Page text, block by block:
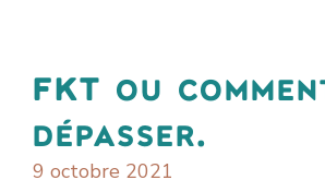
FKT ou
dépasser.
9 octobre 2021